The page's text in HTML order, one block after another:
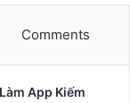
Comments
App Kiếm